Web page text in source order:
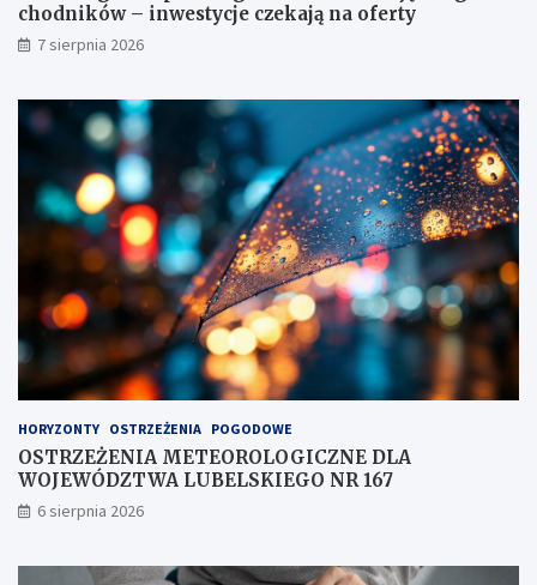
o
d
k
n
s
t
y
c
c
z
e
k
ą
chodników – inwestycje czekają na oferty
7 sierpnia 2026
HORYZONTY OSTRZEŻENIA POGODOWE
OSTRZEŻENIA METEOROLOGICZNE DLA
WOJEWÓDZTWA LUBELSKIEGO NR 167
6 sierpnia 2026